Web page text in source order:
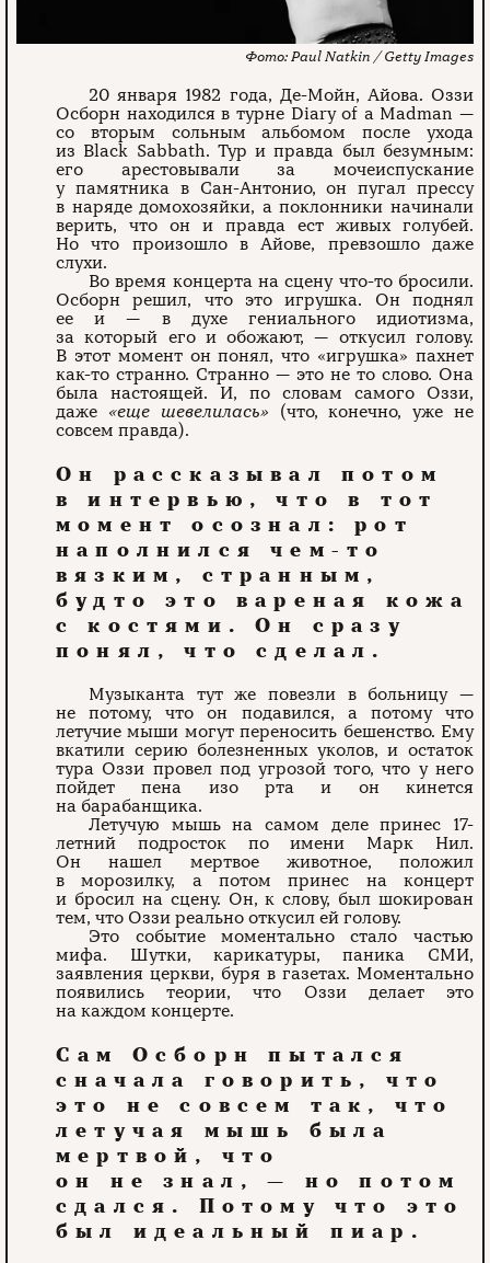
Paul Natkin / Getty Images
20 января 1982 года, Де-Мойн, Айова. Оззи
Осборн находился в турне Diary of a Madman —
со вторым сольным альбомом после ухода
из Black Sabbath. Тур и правда был безумным:
его арестовывали за мочеиспускание
у памятника в Сан-Антонио, он пугал прессу
в наряде домохозяйки, а поклонники начинали
верить, что он и правда ест живых голубей.
Но что произошло в Айове, превзошло даже
слухи.
Во время концерта на сцену что-то бросили.
Осборн решил, что это игрушка. Он поднял
ее и — в духе гениального идиотизма,
за который его и обожают, — откусил голову.
В этот момент он понял, что «игрушка» пахнет
как-то странно. Странно — это не то слово. Она
была настоящей. И, по словам самого Оззи,
даже «еще шевелилась» (что, конечно, уже не
совсем правда).
Он рассказывал потом
в интервью, что в тот
момент осознал: рот
наполнился чем-то
вязким, странным,
будто это вареная кожа
с костями. Он сразу
понял, что сделал.
Музыканта тут же повезли в больницу —
не потому, что он подавился, а потому что
летучие мыши могут переносить бешенство. Ему
вкатили серию болезненных уколов, и остаток
тура Оззи провел под угрозой того, что у него
пойдет пена изо рта и он кинется
на барабанщика.
Летучую мышь на самом деле принес 17-
летний подросток по имени Марк Нил.
Он нашел мертвое животное, положил
в морозилку, а потом принес на концерт
и бросил на сцену. Он, к слову, был шокирован
тем, что Оззи реально откусил ей голову.
Это событие моментально стало частью
мифа. Шутки, карикатуры, паника СМИ,
заявления церкви, буря в газетах. Моментально
появились теории, что Оззи делает это
на каждом концерте.
Сам Осборн пытался
сначала говорить, что
это не совсем так, что
летучая мышь была
мертвой, что
он не знал, — но потом
сдался. Потому что это
был идеальный пиар.